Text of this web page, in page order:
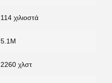
114 χιλιοστά
5.1M
2260 χλστ